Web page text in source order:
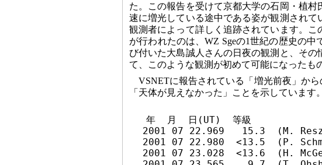
た。この報告を受けて京都大学の石岡・植
速に増光している途中である姿が観測され
観測者によって詳しく追跡されています。
が行われたのは、WZ Sgeの1世紀の歴史の
び付いた大島誠人さんの日夜の観測と、そ
て、このような観測が初めて可能になったも
VSNETに報告されている「増光前夜」か
「天体が見えなかった」ことを示しています。
年  月  日(UT)  等級
2001 07 22.969   15.3  (M.
2001 07 22.980  <13.5  (P.
2001 07 23.028  <13.6  (H.